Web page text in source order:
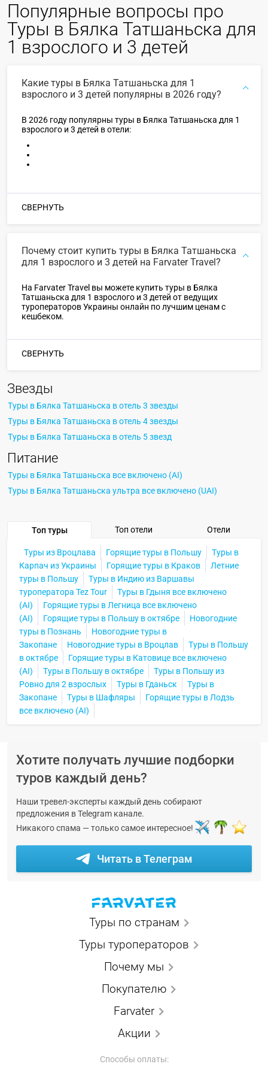
Популярные вопросы про
Туры в Бялка Татшаньска для
1 взрослого и 3 детей
Какие туры в Бялка Татшаньска для 1
взрослого и 3 детей популярны в 2026 году?
В 2026 году популярны туры в Бялка Татшаньска для 1
взрослого и 3 детей в отели:
СВЕРНУТЬ
Почему стоит купить туры в Бялка Татшаньска
для 1 взрослого и 3 детей на Farvater Travel?
На Farvater Travel вы можете купить туры в Бялка
Татшаньска для 1 взрослого и 3 детей от ведущих
туроператоров Украины онлайн по лучшим ценам с
кешбеком.
СВЕРНУТЬ
Звезды
Туры в Бялка Татшаньска в отель 3 звезды
Туры в Бялка Татшаньска в отель 4 звезды
Туры в Бялка Татшаньска в отель 5 звезд
Питание
Туры в Бялка Татшаньска все включено (AI)
Туры в Бялка Татшаньска ультра все включено (UAI)
Топ туры Топ отели Отели
Туры из Вроцлава Горящие туры в Польшу
Туры в
Карпач из Украины
Горящие туры в Краков
Летние
туры в Польшу
Туры в Индию из Варшавы
туроператора Tez Tour
Туры в Гдыня все включено
(AI)
Горящие туры в Легница все включено
(AI)
Горящие туры в Польшу в октябре
Новогодние
туры в Познань
Новогодние туры в
Закопане
Новогодние туры в Вроцлав
Туры в Польшу
в октябре
Горящие туры в Катовице все включено
(AI)
Туры в Польшу в октябре
Туры в Польшу из
Ровно для 2 взрослых
Туры в Гданьск
Туры в
Закопане
Туры в Шафляры
Горящие туры в Лодзь
все включено (AI)
Хотите получать лучшие подборки
туров каждый день?
Наши тревел-эксперты каждый день собирают
предложения в Telegram канале.
Никакого спама — только самое интересное!
Читать в Телеграм
Туры по странам
Туры туроператоров
Почему мы
Покупателю
Farvater
Акции
Способы оплаты: